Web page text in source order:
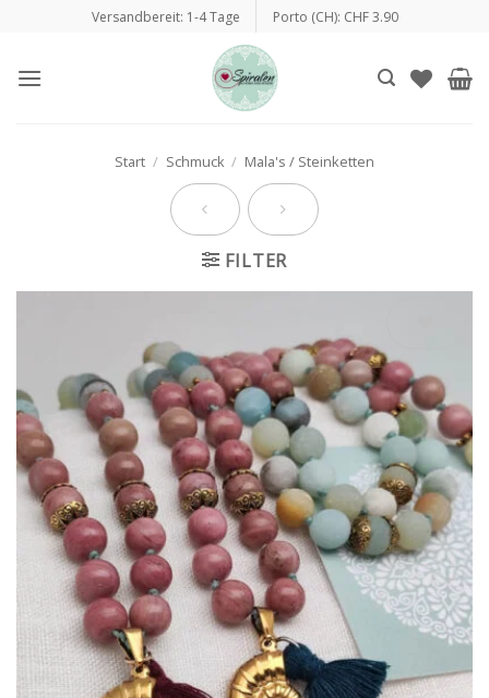
springen
Versandbereit: 1-4 Tage Porto (CH): CHF 3.90
Start / Schmuck / Mala's / Steinketten
FILTER
Auf die
Wunschliste